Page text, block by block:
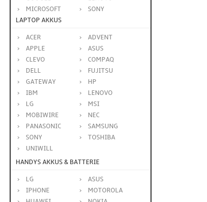
MICROSOFT
SONY
LAPTOP AKKUS
ACER
ADVENT
APPLE
ASUS
CLEVO
COMPAQ
DELL
FUJITSU
GATEWAY
HP
IBM
LENOVO
LG
MSI
MOBIWIRE
NEC
PANASONIC
SAMSUNG
SONY
TOSHIBA
UNIWILL
HANDYS AKKUS & BATTERIE
LG
ASUS
IPHONE
MOTOROLA